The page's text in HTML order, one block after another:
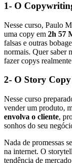
1- O
Nesse curso, Paulo
uma copy em 2h 57
falsas e outras
normais. Quer saber
fazer copys
2- O Story Copy
Nesse curso
vender um produto,
envolva o cliente,
sonhos do seu
Nada de promessas
na internet. O
tendência de